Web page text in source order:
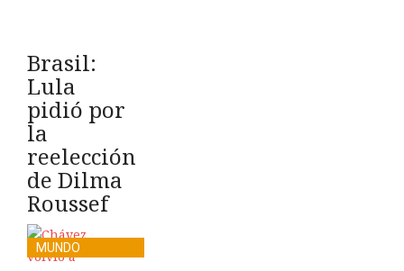
Brasil:
Lula
pidió por
la
reelección
de Dilma
Roussef
MUNDO